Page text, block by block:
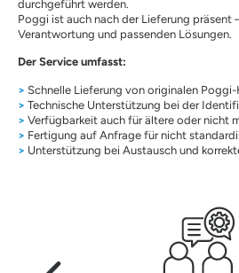
durchgeführt werden.
Poggi ist auch nach der Lieferung präsent
Verantwortung und passenden Lösungen.
Der Service umfasst:
> Schnelle Lieferung von originalen
> Technische Unterstützung bei der
> Verfügbarkeit auch für ältere oder nicht
> Fertigung auf Anfrage für nicht
> Unterstützung bei Austausch und